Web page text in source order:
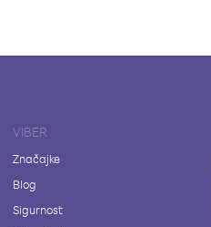
VIBER
Značajke
Blog
Sigurnost